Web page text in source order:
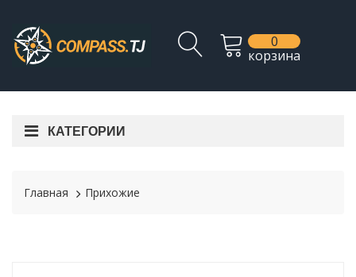
0
корзина
КАТЕГОРИИ
Главная Прихожие